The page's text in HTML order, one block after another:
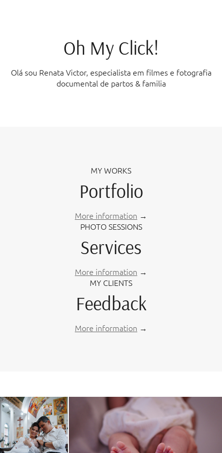
Oh My Click!
Olá sou Renata Victor, especialista em filmes e fotografia
documental de partos & familia
MY WORKS
Portfolio
More information →
PHOTO SESSIONS
Services
More information →
MY CLIENTS
Feedback
More information →